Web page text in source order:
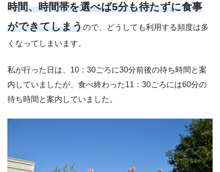
時間、時間帯を選べば5分も待たずに食事
ができてしまうので、どうしても利用する頻度は多
くなってしまいます。
私が行った日は、10：30ごろに30分前後の待ち時間と案
内していましたが、食べ終わった11：30ごろには60分の
待ち時間と案内していました。